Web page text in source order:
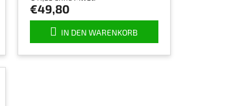
€49,80
IN DEN WARENKORB